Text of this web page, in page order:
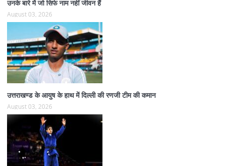
उनके बारे में जो सिर्फ नाम नहीं जीवन हैं
August 03, 2026
उत्तराखण्ड के आयुष के हाथ में दिल्ली की रणजी टीम की कमान
August 03, 2026